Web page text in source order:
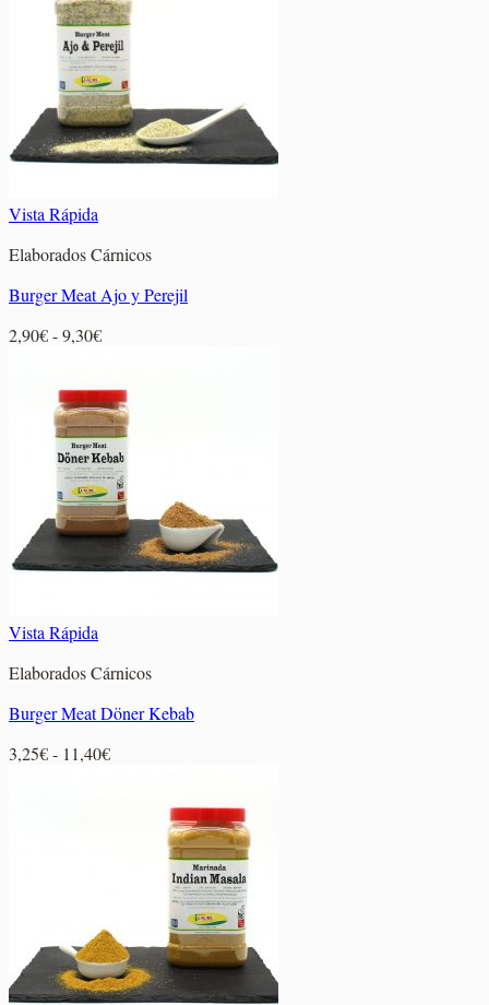
Vista Rápida
Elaborados Cárnicos
Burger Meat Ajo y Perejil
2,90€-9,30€Rango
desde
2,90€
hasta
9,30€
Vista Rápida
Elaborados Cárnicos
Burger Meat Döner Kebab
3,25€- 11,40€Rango